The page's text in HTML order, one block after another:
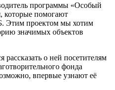
программы «Особый
которые помогают
Этим проектом мы хотим
значимых объектов
о ней посетителям
фонда
впервые узнают её